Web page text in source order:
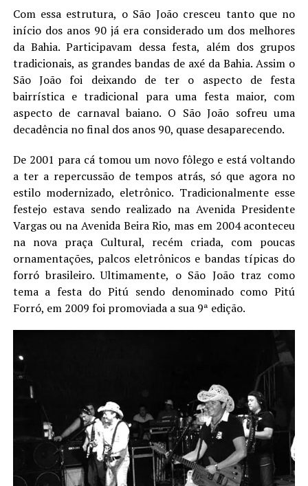
Com essa estrutura, o São João cresceu tanto que no
início dos anos 90 já era considerado um dos melhores
da Bahia. Participavam dessa festa, além dos grupos
tradicionais, as grandes bandas de axé da Bahia. Assim o
São João foi deixando de ter o aspecto de festa
bairrística e tradicional para uma festa maior, com
aspecto de carnaval baiano. O São João sofreu uma
decadência no final dos anos 90, quase desaparecendo.
De 2001 para cá tomou um novo fôlego e está voltando
a ter a repercussão de tempos atrás, só que agora no
estilo modernizado, eletrônico. Tradicionalmente esse
festejo estava sendo realizado na Avenida Presidente
Vargas ou na Avenida Beira Rio, mas em 2004 aconteceu
na nova praça Cultural, recém criada, com poucas
ornamentações, palcos eletrônicos e bandas típicas do
forró brasileiro. Ultimamente, o São João traz como
tema a festa do Pitú sendo denominado como Pitú
Forró, em 2009 foi promoviada a sua 9ª edição.